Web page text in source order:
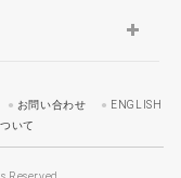
お問い合わせ
ENGLISH
いて